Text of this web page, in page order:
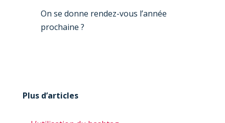
On se donne rendez-vous l’année
prochaine ?
Plus d’articles